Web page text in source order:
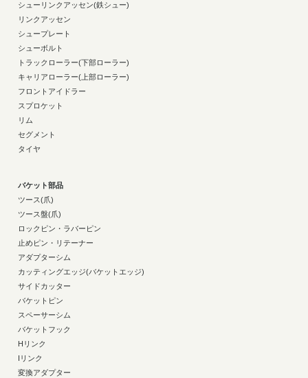
シューリンクアッセン(鉄シュー)
リンクアッセン
シュープレート
シューボルト
トラックローラー(下部ローラー)
キャリアローラー(上部ローラー)
フロントアイドラー
スプロケット
リム
セグメント
タイヤ
バケット部品
ツース(爪)
ツース盤(爪)
ロックピン・ラバーピン
止めピン・リテーナー
アダプターシム
カッティングエッジ(バケットエッジ)
サイドカッター
バケットピン
スペーサーシム
バケットフック
Hリンク
Iリンク
変換アダプター